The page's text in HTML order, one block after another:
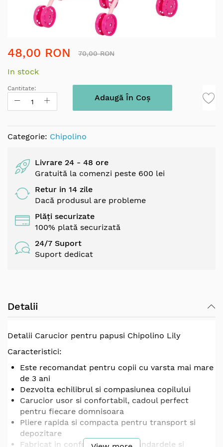
to
beginning
of
images
48,00 RON 70,00 RON
In stock
Cantitate:
Adaugă În Coș
Categorie: Chipolino
Livrare 24 - 48 ore
Gratuită la comenzi peste 600 lei
Retur in 14 zile
Dacă produsul are probleme
Plăți securizate
100% plată securizată
24/7 Suport
Suport dedicat
Detalii
Detalii Carucior pentru papusi Chipolino Lily
Caracteristici:
Este recomandat pentru copii cu varsta mai mare
de 3 ani
Dezvolta echilibrul si compasiunea copilului
Carucior usor si confortabil, cadoul perfect
pentru fiecare domnisoara
Pliere rapida si compacta pentru transport si
depozitare
Fabricat in conformitate cu standardele si